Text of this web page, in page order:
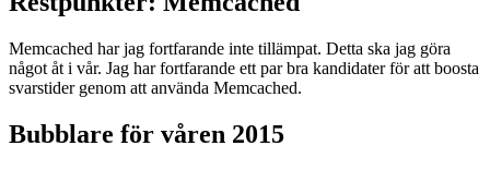
Memcached har jag fortfarande inte tillämpat. Detta ska jag göra
något åt i vår. Jag har fortfarande ett par bra kandidater för att boosta
svarstider genom att använda Memcached.
Bubblare för våren 2015